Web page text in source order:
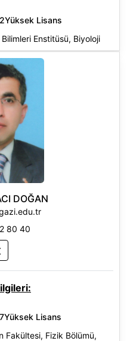
Lisans
Enstitüsü, Biyoloji
Türkiye
Fakültesi, Biyoloji
Türkiye
DOĞAN
80 40
Lisans
Fakültesi, Fizik Bölümü,